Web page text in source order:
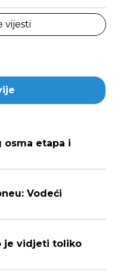
vijesti
osma etapa i
Vodeći
je vidjeti toliko